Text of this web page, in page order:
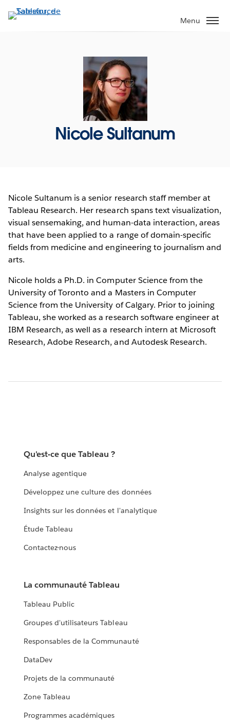
Aller
au
Menu
Nicole Sultanum
Nicole Sultanum is a senior research staff member at
Tableau Research. Her research spans text visualization,
visual sensemaking, and human-data interaction, areas
that have been applied to a range of domain-specific
fields from medicine and engineering to journalism and
arts.
Nicole holds a Ph.D. in Computer Science from the
University of Toronto and a Masters in Computer
Science from the University of Calgary. Prior to joining
Tableau, she worked as a research software engineer at
IBM Research, as well as a research intern at Microsoft
Research, Adobe Research, and Autodesk Research.
Qu'est-ce que Tableau ?
Analyse agentique
Développez une culture des données
Insights sur les données et l'analytique
Étude Tableau
Contactez-nous
La communauté Tableau
Tableau Public
Groupes d'utilisateurs Tableau
Responsables de la Communauté
DataDev
Projets de la communauté
Zone Tableau
Programmes académiques